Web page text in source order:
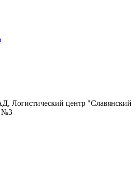
Логистический центр "Славянский
№3